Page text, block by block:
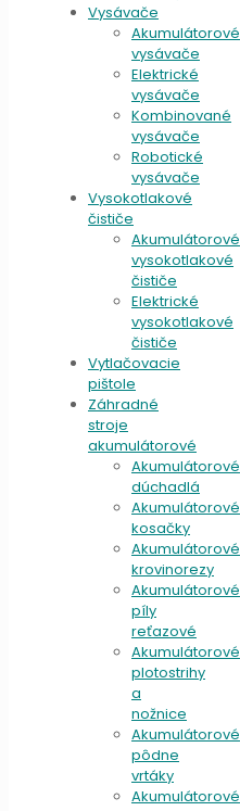
Vysávače
Akumulátorové
vysávače
Elektrické
vysávače
Kombinované
vysávače
Robotické
vysávače
Vysokotlakové
čističe
Akumulátorové
vysokotlakové
čističe
Elektrické
vysokotlakové
čističe
Vytlačovacie
pištole
Záhradné
stroje
akumulátorové
Akumulátorové
dúchadlá
Akumulátorové
kosačky
Akumulátorové
krovinorezy
Akumulátorové
píly
reťazové
Akumulátorové
plotostrihy
a
nožnice
Akumulátorové
pôdne
vrtáky
Akumulátorové